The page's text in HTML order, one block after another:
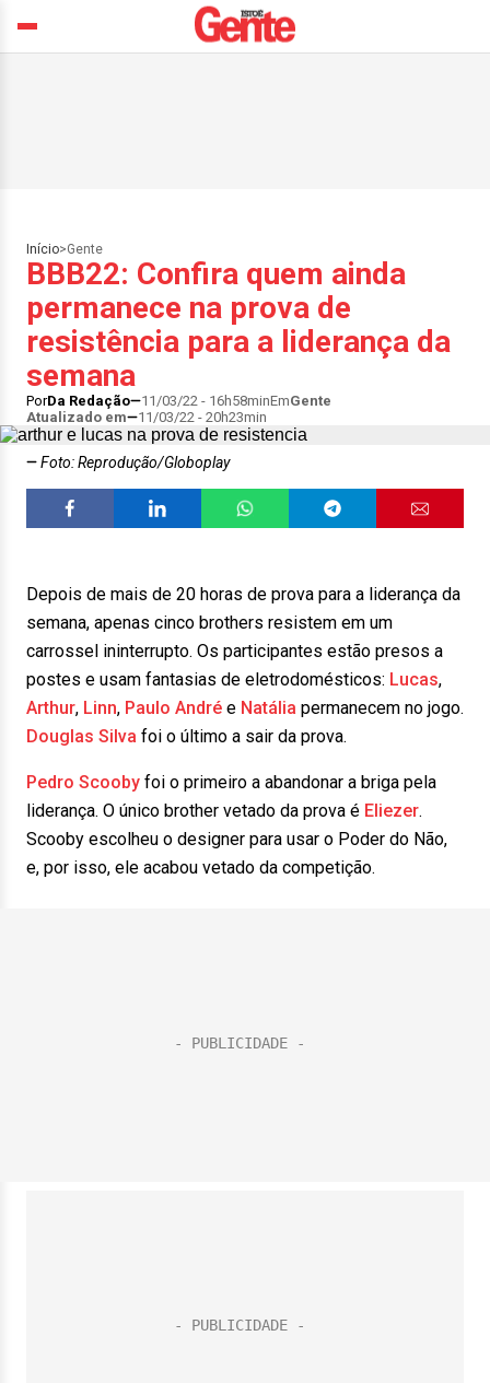
Início>Gente
BBB22: Confira quem ainda
permanece na prova de
resistência para a liderança da
semana
PorDa Redação 11/03/22 - 16h58minEmGente
Atualizado em
11/03/22 - 20h23min
Foto: Reprodução/Globoplay
Depois de mais de 20 horas de prova para a liderança da
semana, apenas cinco brothers resistem em um
carrossel ininterrupto. Os participantes estão presos a
postes e usam fantasias de eletrodomésticos: Lucas,
Arthur, Linn, Paulo André e Natália permanecem no jogo.
Douglas Silva foi o último a sair da prova.
Pedro Scooby foi o primeiro a abandonar a briga pela
liderança. O único brother vetado da prova é Eliezer.
Scooby escolheu o designer para usar o Poder do Não,
e, por isso, ele acabou vetado da competição.